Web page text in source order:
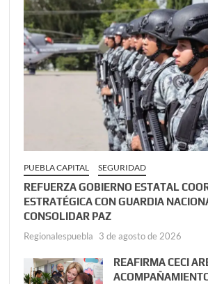
PUEBLA CAPITAL SEGURIDAD
REFUERZA GOBIERNO ESTATAL
ESTRATÉGICA CON GUARDIA
CONSOLIDAR PAZ
Regionalespuebla 3 de agosto de 2026
REAFIRMA CECI